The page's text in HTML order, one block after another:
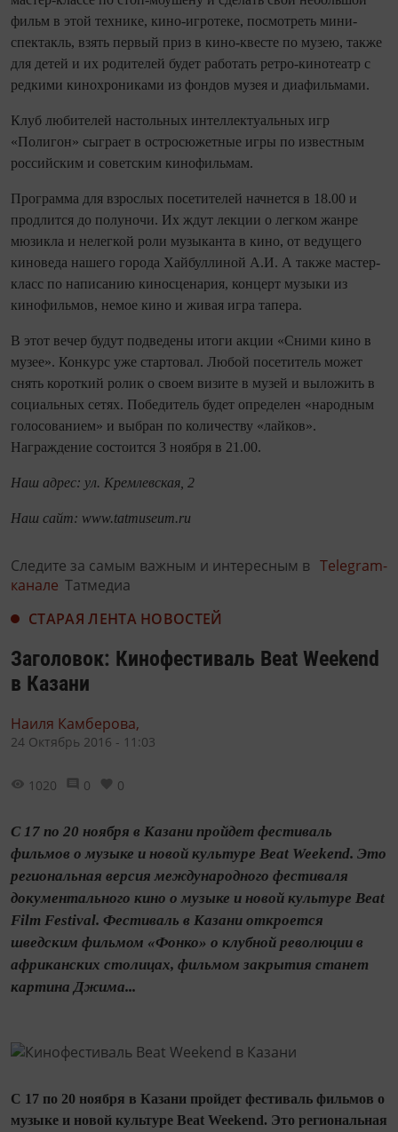
фильм в этой технике, кино-игротеке, посмотреть мини-
спектакль, взять первый приз в кино-квесте по музею, также
для детей и их родителей будет работать ретро-кинотеатр с
редкими кинохрониками из фондов музея и диафильмами.
Клуб любителей настольных интеллектуальных игр
«Полигон» сыграет в остросюжетные игры по известным
российским и советским кинофильмам.
Программа для взрослых посетителей начнется в 18.00 и
продлится до полуночи. Их ждут лекции о легком жанре
мюзикла и нелегкой роли музыканта в кино, от ведущего
киноведа нашего города Хайбуллиной А.И. А также мастер-
класс по написанию киносценария, концерт музыки из
кинофильмов, немое кино и живая игра тапера.
В этот вечер будут подведены итоги акции «Сними кино в
музее». Конкурс уже стартовал. Любой посетитель может
снять короткий ролик о своем визите в музей и выложить в
социальных сетях. Победитель будет определен «народным
голосованием» и выбран по количеству «лайков».
Награждение состоится 3 ноября в 21.00.
Наш адрес: ул. Кремлевская, 2
Наш сайт: www.tatmuseum.ru
Следите за самым важным и интересным в Telegram-
канале Татмедиа
СТАРАЯ ЛЕНТА НОВОСТЕЙ
Заголовок: Кинофестиваль Beat Weekend
в Казани
Наиля Камберова,
24 Октябрь 2016 - 11:03
1020 0 0
С 17 по 20 ноября в Казани пройдет фестиваль
фильмов о музыке и новой культуре Beat Weekend. Это
региональная версия международного фестиваля
документального кино о музыке и новой культуре Beat
Film Festival. Фестиваль в Казани откроется
шведским фильмом «Фонко» о клубной революции в
африканских столицах, фильмом закрытия станет
картина Джима...
С 17 по 20 ноября в Казани пройдет фестиваль фильмов о
музыке и новой культуре Beat Weekend. Это региональная